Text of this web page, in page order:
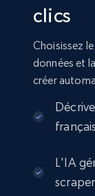
clics
Choisissez
données et
créer
L'IA
scraper